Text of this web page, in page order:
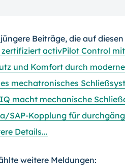
Beiträge, die auf
zertifiziert activPilot Control
und Komfort durch
mechatronisches
macht mechanische
SAP-Kopplung für
Details...
weitere Meldungen: